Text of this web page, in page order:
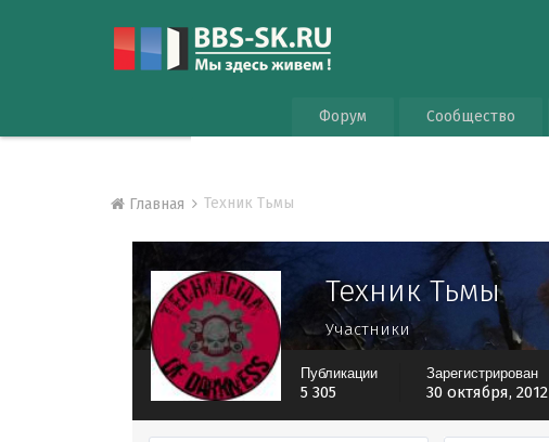
Форум Сообщество
Главная Техник Тьмы
Техник Тьмы
Участники
Публикации
5 305
Зарегистрирован
30 октября, 2012